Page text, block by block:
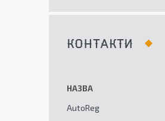
КОНТАКТИ
AutoReg